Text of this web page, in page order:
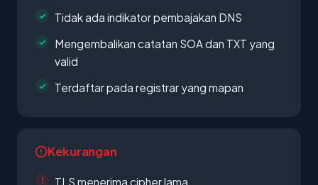
Tidak ada indikator pembajakan DNS
Mengembalikan catatan SOA dan TXT yang
valid
Terdaftar pada registrar yang mapan
Kekurangan
TLS menerima cipher lama